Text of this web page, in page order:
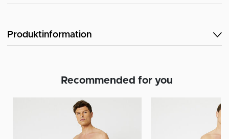
Produktinformation
Recommended for you